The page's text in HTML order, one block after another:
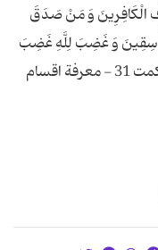
الْكَافِرِینَ وَ مَنْ صَدَقَ
وَ غَضِبَ لِلَّهِ غَضِبَ
اللَّهُ لَهُ وَ أَرْضَاهُ یَوْمَ الْقِیَامَةِ نهج البلاغه حكمت 31 - معرفة اقسام